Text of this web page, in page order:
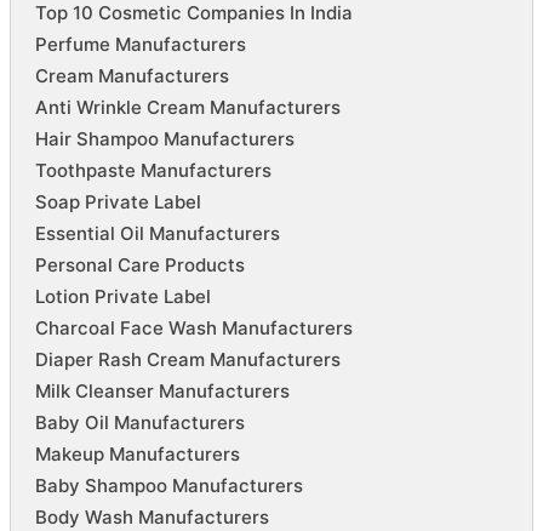
Top 10 Cosmetic Companies In India
Perfume Manufacturers
Cream Manufacturers
Anti Wrinkle Cream Manufacturers
Hair Shampoo Manufacturers
Toothpaste Manufacturers
Soap Private Label
Essential Oil Manufacturers
Personal Care Products
Lotion Private Label
Charcoal Face Wash Manufacturers
Diaper Rash Cream Manufacturers
Milk Cleanser Manufacturers
Baby Oil Manufacturers
Makeup Manufacturers
Baby Shampoo Manufacturers
Body Wash Manufacturers